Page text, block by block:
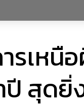
รเหนื
ปี สุด